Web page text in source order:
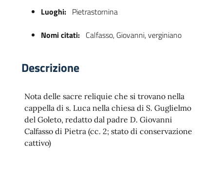
Luoghi: Pietrastornina
Nomi citati: Calfasso, Giovanni, verginiano
Descrizione
Nota delle sacre reliquie che si trovano nella
cappella di s. Luca nella chiesa di S. Guglielmo
del Goleto, redatto dal padre D. Giovanni
Calfasso di Pietra (cc. 2; stato di conservazione
cattivo)